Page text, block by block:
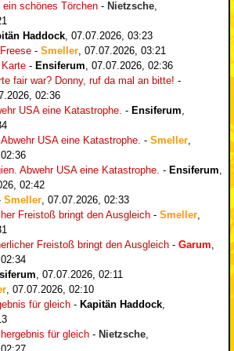
schönes Törchen - Nietzsche
Haddock 07.07.2026, 03:23
- Smeller 07.07.2026, 03:21
- Ensiferum 07.07.2026, 02:36
fair war? Donny, ruf da mal an bitte! -
02:36
USA eine Katastrophe. - Ensiferum
USA eine Katastrophe. - Smeller
Abwehr USA eine Katastrophe. - Ensiferum
02:42
Smeller 07.07.2026, 02:33
Freistoß bringt den Ausgleich - Smeller
Freistoß bringt den Ausgleich - Garum
07.07.2026, 02:11
07.07.2026, 02:10
für gleich - Kapitän Haddock
für gleich - Nietzsche